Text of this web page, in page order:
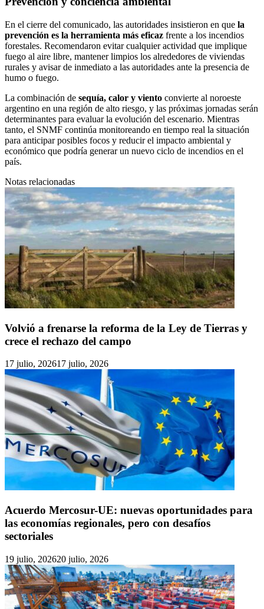
En el cierre del comunicado, las autoridades insistieron en que la
prevención es la herramienta más eficaz frente a los incendios
forestales. Recomendaron evitar cualquier actividad que implique
fuego al aire libre, mantener limpios los alrededores de viviendas
rurales y avisar de inmediato a las autoridades ante la presencia de
humo o fuego.
La combinación de sequía, calor y viento convierte al noroeste
argentino en una región de alto riesgo, y las próximas jornadas serán
determinantes para evaluar la evolución del escenario. Mientras
tanto, el SNMF continúa monitoreando en tiempo real la situación
para anticipar posibles focos y reducir el impacto ambiental y
económico que podría generar un nuevo ciclo de incendios en el
país.
Notas relacionadas
Volvió a frenarse la reforma de la Ley de Tierras y
crece el rechazo del campo
17 julio, 202617 julio, 2026
Acuerdo Mercosur-UE: nuevas oportunidades para
las economías regionales, pero con desafíos
sectoriales
19 julio, 202620 julio, 2026